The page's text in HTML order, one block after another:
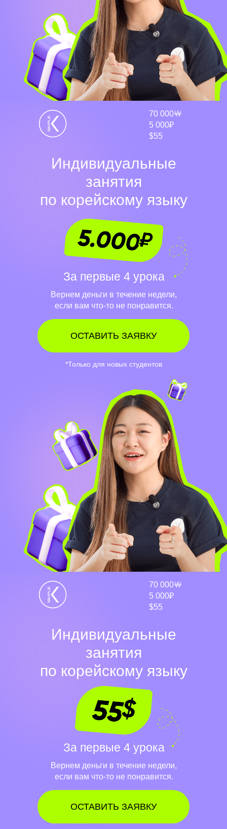
Индивидуальные
занятия
по корейскому языку
Вернем деньги в течение недели,
если вам что-то не понравится.
Осталось 12 мест
За первые 4 урока
ОСТАВИТЬ ЗАЯВКУ
*Только для новых студентов
70 000￦
5 000₽
$55
Индивидуальные
занятия
по корейскому языку
Бесплатная консультация с
топовым экспертом Korean Simple
Вернем деньги в течение недели,
если вам что-то не понравится.
Осталось 12 мест
Покажем, что изучение корейского
может быть простым и интересным
За первые 4 урока
ОСТАВИТЬ ЗАЯВКУ
70 000￦
5 000₽
$55